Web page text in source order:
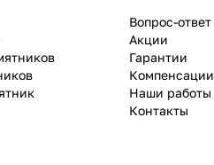
Вопрос-ответ
Акции
Гарантии
Компенсации
Наши работы
Контакты